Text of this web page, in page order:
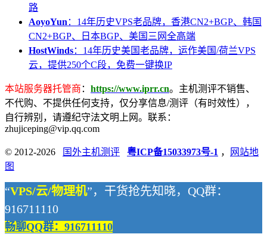
路
AoyoYun ：14年历史VPS老品牌，香港CN2+BGP、韩国
CN2+BGP、日本BGP、美国三网全高端
HostWinds：14年历史美国老品牌，运作美国/荷兰VPS
云，提供250个C段，免费一键换IP
本站服务器托管商 ： https://www.iprr.cn。主机测评不销售、
不代购、不提供任何支持，仅分享信息/测评（有时效性），
自行辨别，请遵纪守法文明上网。联系：
zhujiceping@vip.qq.com
© 2012-2026 国外主机测评 粤ICP备15033973号-1 ，
网站地
图
“VPS/云/物理机”，干货抢先知晓，QQ群：
916711110
畅聊QQ群：916711110